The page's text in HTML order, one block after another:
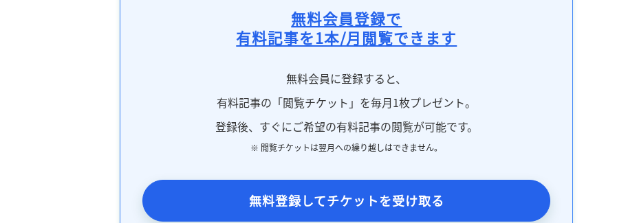
無料会員登録で
有料記事を1本/月閲覧できます
無料会員に登録すると、
有料記事の「閲覧チケット」を毎月1枚プレゼント。
登録後、すぐにご希望の有料記事の閲覧が可能です。
※ 閲覧チケットは翌月への繰り越しはできません。
無料登録してチケットを受け取る
記事をお気に入りに保存するには
ログインが必要です